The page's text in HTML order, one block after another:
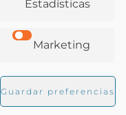
Estadísticas
Marketing
Guardar preferencias